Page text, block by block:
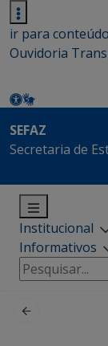
ir para conteúdo
Ouvidoria
SEFAZ
Secretaria de
Institucional
Informativos
Pesquisar
por: